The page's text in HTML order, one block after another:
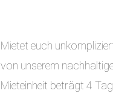
Mietet euch
von unserem
Mieteinheit beträgt 4